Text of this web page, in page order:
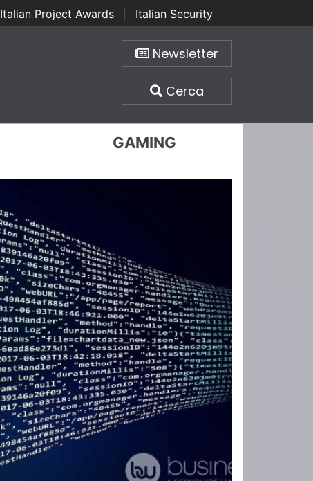
Italian Project Awards
Italian Security
Newsletter
Cerca
GAMING